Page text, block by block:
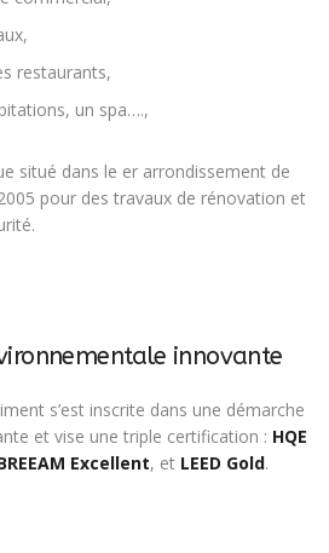
restaurants,
un spa….,
situé dans le er arrondissement de
pour des travaux de rénovation et
innovante
s’est inscrite dans une démarche
et vise une triple certification : HQE
Excellent, et LEED Gold.